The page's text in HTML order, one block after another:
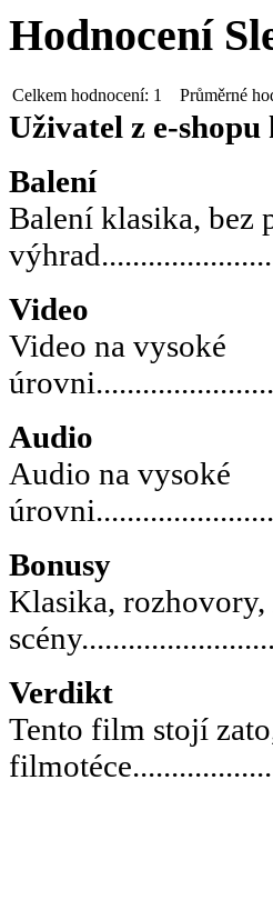
Hodnocení
Celkem hodnocení: 1 Průměrné
Uživatel z e-shopu
Balení
Balení klasika, bez
Video
Video na vysoké
Audio
Audio na vysoké
Bonusy
Klasika, rozhovory,
Verdikt
Tento film stojí